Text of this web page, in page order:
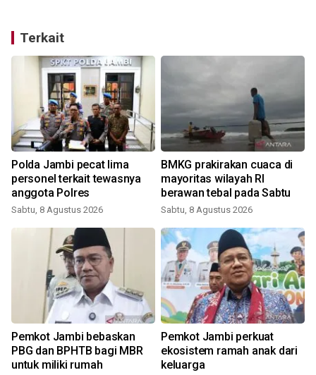
Terkait
Polda Jambi pecat lima
personel terkait tewasnya
anggota Polres
Sabtu, 8 Agustus 2026
BMKG prakirakan cuaca di
mayoritas wilayah RI
berawan tebal pada Sabtu
Sabtu, 8 Agustus 2026
Pemkot Jambi bebaskan
PBG dan BPHTB bagi MBR
untuk miliki rumah
Pemkot Jambi perkuat
ekosistem ramah anak dari
keluarga